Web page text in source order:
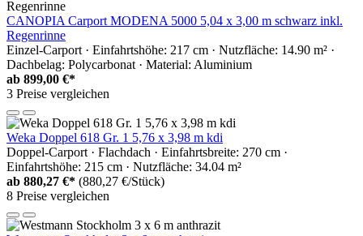
CANOPIA Carport MODENA 5000 5,04 x 3,00 m schwarz inkl.
Regenrinne
Einzel-Carport · Einfahrtshöhe: 217 cm · Nutzfläche: 14.90 m² ·
Dachbelag: Polycarbonat · Material: Aluminium
ab 899,00 €*
3 Preise vergleichen
Weka Doppel 618 Gr. 1 5,76 x 3,98 m kdi
Doppel-Carport · Flachdach · Einfahrtsbreite: 270 cm ·
Einfahrtshöhe: 215 cm · Nutzfläche: 34.04 m²
ab 880,27 €* (880,27 €/Stück)
8 Preise vergleichen